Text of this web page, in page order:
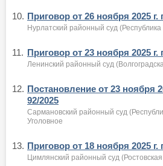
10. Приговор от 26 ноября 2025
Нурлатский районный суд (Республика
11. Приговор от 23 ноября 2025
Ленинский районный суд
12. Постановление от 23 ноября
92/2025
Сармановский районный суд
Уголовное
13. Приговор от 18 ноября 2025
Цимлянский районный суд